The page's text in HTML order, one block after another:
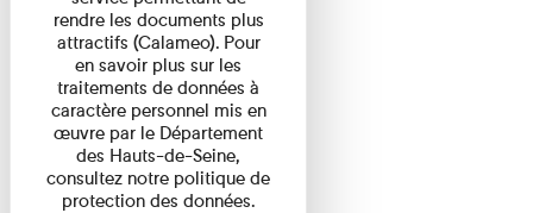
rendre les documents plus
attractifs (Calameo). Pour
en savoir plus sur les
traitements de données à
caractère personnel mis en
œuvre par le Département
des Hauts-de-Seine,
consultez notre politique de
protection des données.